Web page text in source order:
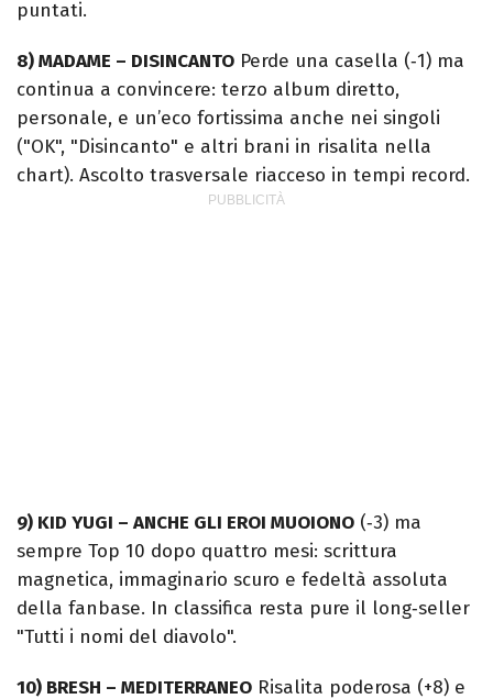
puntati.
8) MADAME – DISINCANTO Perde una casella (‑1) ma
continua a convincere: terzo album diretto,
personale, e un’eco fortissima anche nei singoli
("OK", "Disincanto" e altri brani in risalita nella
chart). Ascolto trasversale riacceso in tempi record.
9) KID YUGI – ANCHE GLI EROI MUOIONO (‑3) ma
sempre Top 10 dopo quattro mesi: scrittura
magnetica, immaginario scuro e fedeltà assoluta
della fanbase. In classifica resta pure il long‑seller
"Tutti i nomi del diavolo".
10) BRESH – MEDITERRANEO Risalita poderosa (+8) e